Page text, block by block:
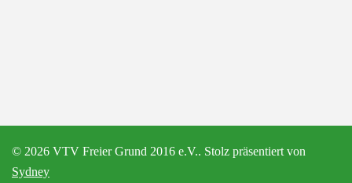
© 2026 VTV Freier Grund 2016 e.V.. Stolz präsentiert von
Sydney